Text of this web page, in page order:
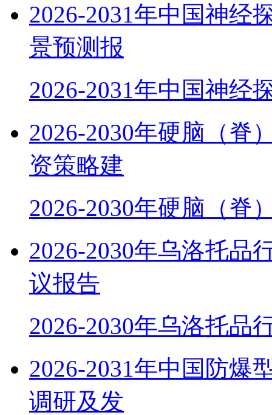
2026-2031年中国神经
景预测报
2026-2031年中国神经
2026-2030年硬脑（脊
资策略建
2026-2030年硬脑（脊
2026-2030年乌洛托品
议报告
2026-2030年乌洛托品
2026-2031年中国防爆
调研及发